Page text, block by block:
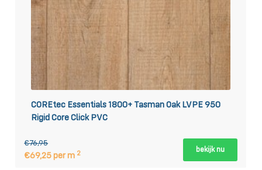
COREtec Essentials 1800+ Tasman Oak LVPE 950
Rigid Core Click PVC
€76,95
€69,25 per m 2 bekijk nu